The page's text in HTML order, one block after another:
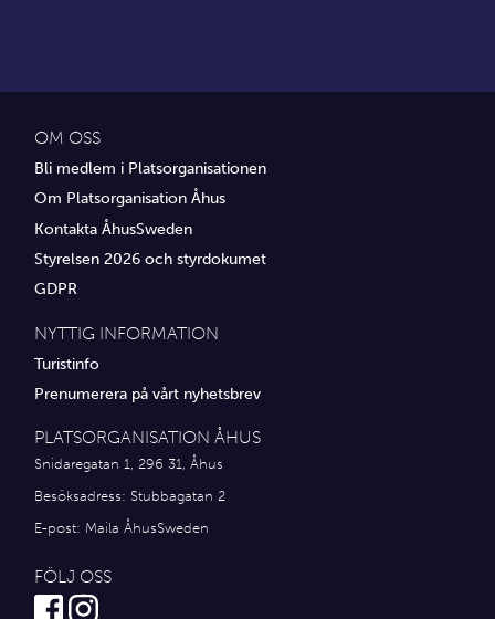
OM OSS
Bli medlem i Platsorganisationen
Om Platsorganisation Åhus
Kontakta ÅhusSweden
Styrelsen 2026 och styrdokumet
GDPR
NYTTIG INFORMATION
Turistinfo
Prenumerera på vårt nyhetsbrev
PLATSORGANISATION ÅHUS
Snidaregatan 1, 296 31, Åhus
Besöksadress: Stubbagatan 2
E-post: Maila ÅhusSweden
FÖLJ OSS